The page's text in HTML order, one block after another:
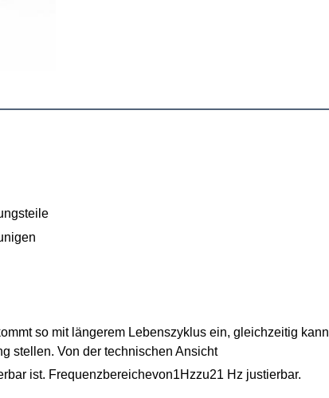
so mit längerem Lebenszyklus ein, gleichzeitig kann
stellen. Von der technischen Ansicht
ist. Frequenzbereichevon1Hzzu21 Hz justierbar.